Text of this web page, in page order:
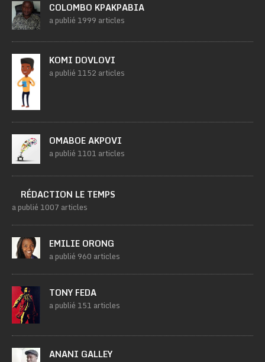
COLOMBO KPAKPABIA
a publié 1999 articles
KOMI DOVLOVI
a publié 1152 articles
OMABOE AKPOVI
a publié 1101 articles
RÉDACTION LE TEMPS
a publié 1007 articles
EMILIE ORONG
a publié 960 articles
TONY FEDA
a publié 151 articles
ANANI GALLEY